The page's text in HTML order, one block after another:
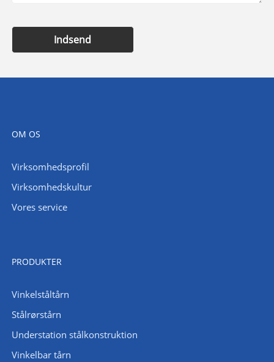
Indsend
OM OS
Virksomhedsprofil
Virksomhedskultur
Vores service
PRODUKTER
Vinkelståltårn
Stålrørstårn
Understation stålkonstruktion
Vinkelbar tårn